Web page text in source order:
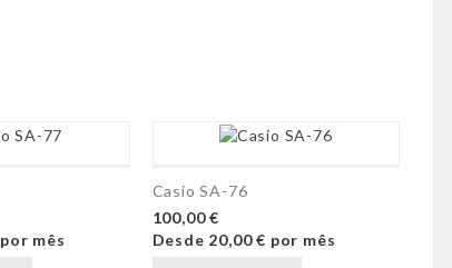
por mês
Casio SA-76
100,00 €
Desde 20,00 € por mês